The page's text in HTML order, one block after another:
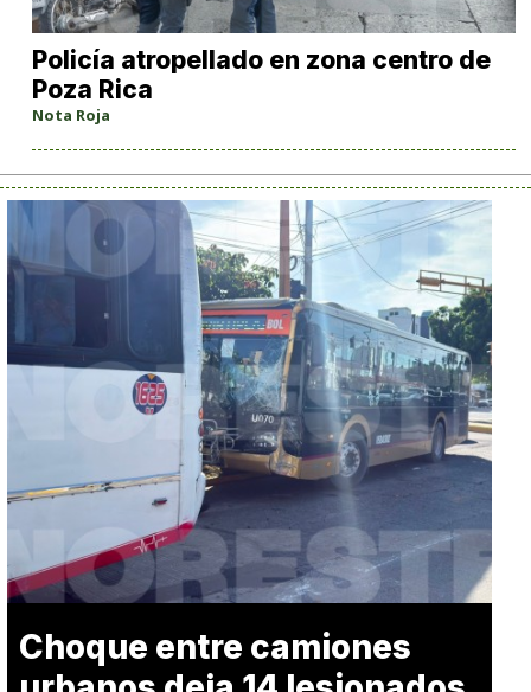
Policía atropellado en zona centro de
Poza Rica
Nota Roja
Choque entre camiones